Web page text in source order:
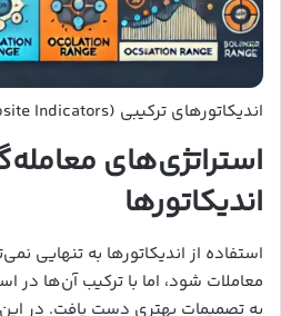
اندیکاتورهای ترکیبی (Composite Indicators)
استراتژی‌های
اندیکاتورها
استفاده از اندیکاتورها به تنهایی
معاملات شود، اما با ترکیب آن‌ها
به تصمیمات بهتری دست یافت. در